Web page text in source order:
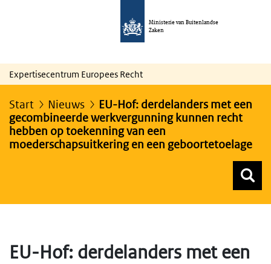
Ministerie van Buitenlandse
Zaken
Expertisecentrum Europees Recht
Start Nieuws
EU-Hof: derdelanders met een
gecombineerde werkvergunning kunnen recht
hebben op toekenning van een
moederschapsuitkering en een geboortetoelage
EU-Hof: derdelanders met een